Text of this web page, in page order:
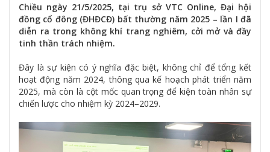
Chiều ngày 21/5/2025, tại trụ sở VTC Online, Đại hội
đồng cổ đông (ĐHĐCĐ) bất thường năm 2025 – lần I đã
diễn ra trong không khí trang nghiêm, cởi mở và đầy
tinh thần trách nhiệm.
Đây là sự kiện có ý nghĩa đặc biệt, không chỉ để tổng kết
hoạt động năm 2024, thông qua kế hoạch phát triển năm
2025, mà còn là cột mốc quan trọng để kiện toàn nhân sự
chiến lược cho nhiệm kỳ 2024–2029.